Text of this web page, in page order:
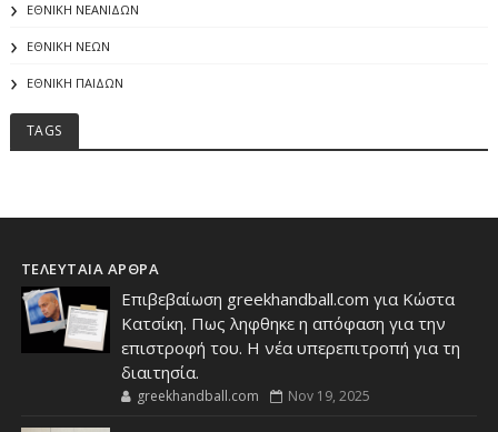
ΕΘΝΙΚΗ ΝΕΑΝΙΔΩΝ
ΕΘΝΙΚΗ ΝΕΩΝ
ΕΘΝΙΚΗ ΠΑΙΔΩΝ
TAGS
ΤΕΛΕΥΤΑΙΑ ΑΡΘΡΑ
Επιβεβαίωση greekhandball.com για Κώστα
Κατσίκη. Πως ληφθηκε η απόφαση για την
επιστροφή του. Η νέα υπερεπιτροπή για τη
διαιτησία.
greekhandball.com Nov 19, 2025